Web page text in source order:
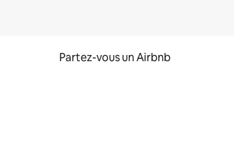
Partez-vous un Airbnb